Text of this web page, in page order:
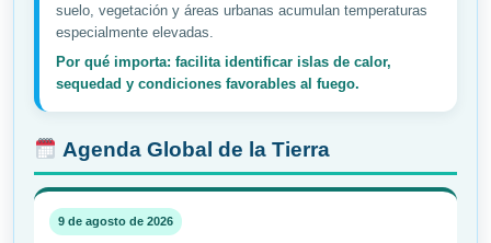
suelo, vegetación y áreas urbanas acumulan temperaturas
especialmente elevadas.
Por qué importa: facilita identificar islas de calor,
sequedad y condiciones favorables al fuego.
Agenda Global de la Tierra
9 de agosto de 2026